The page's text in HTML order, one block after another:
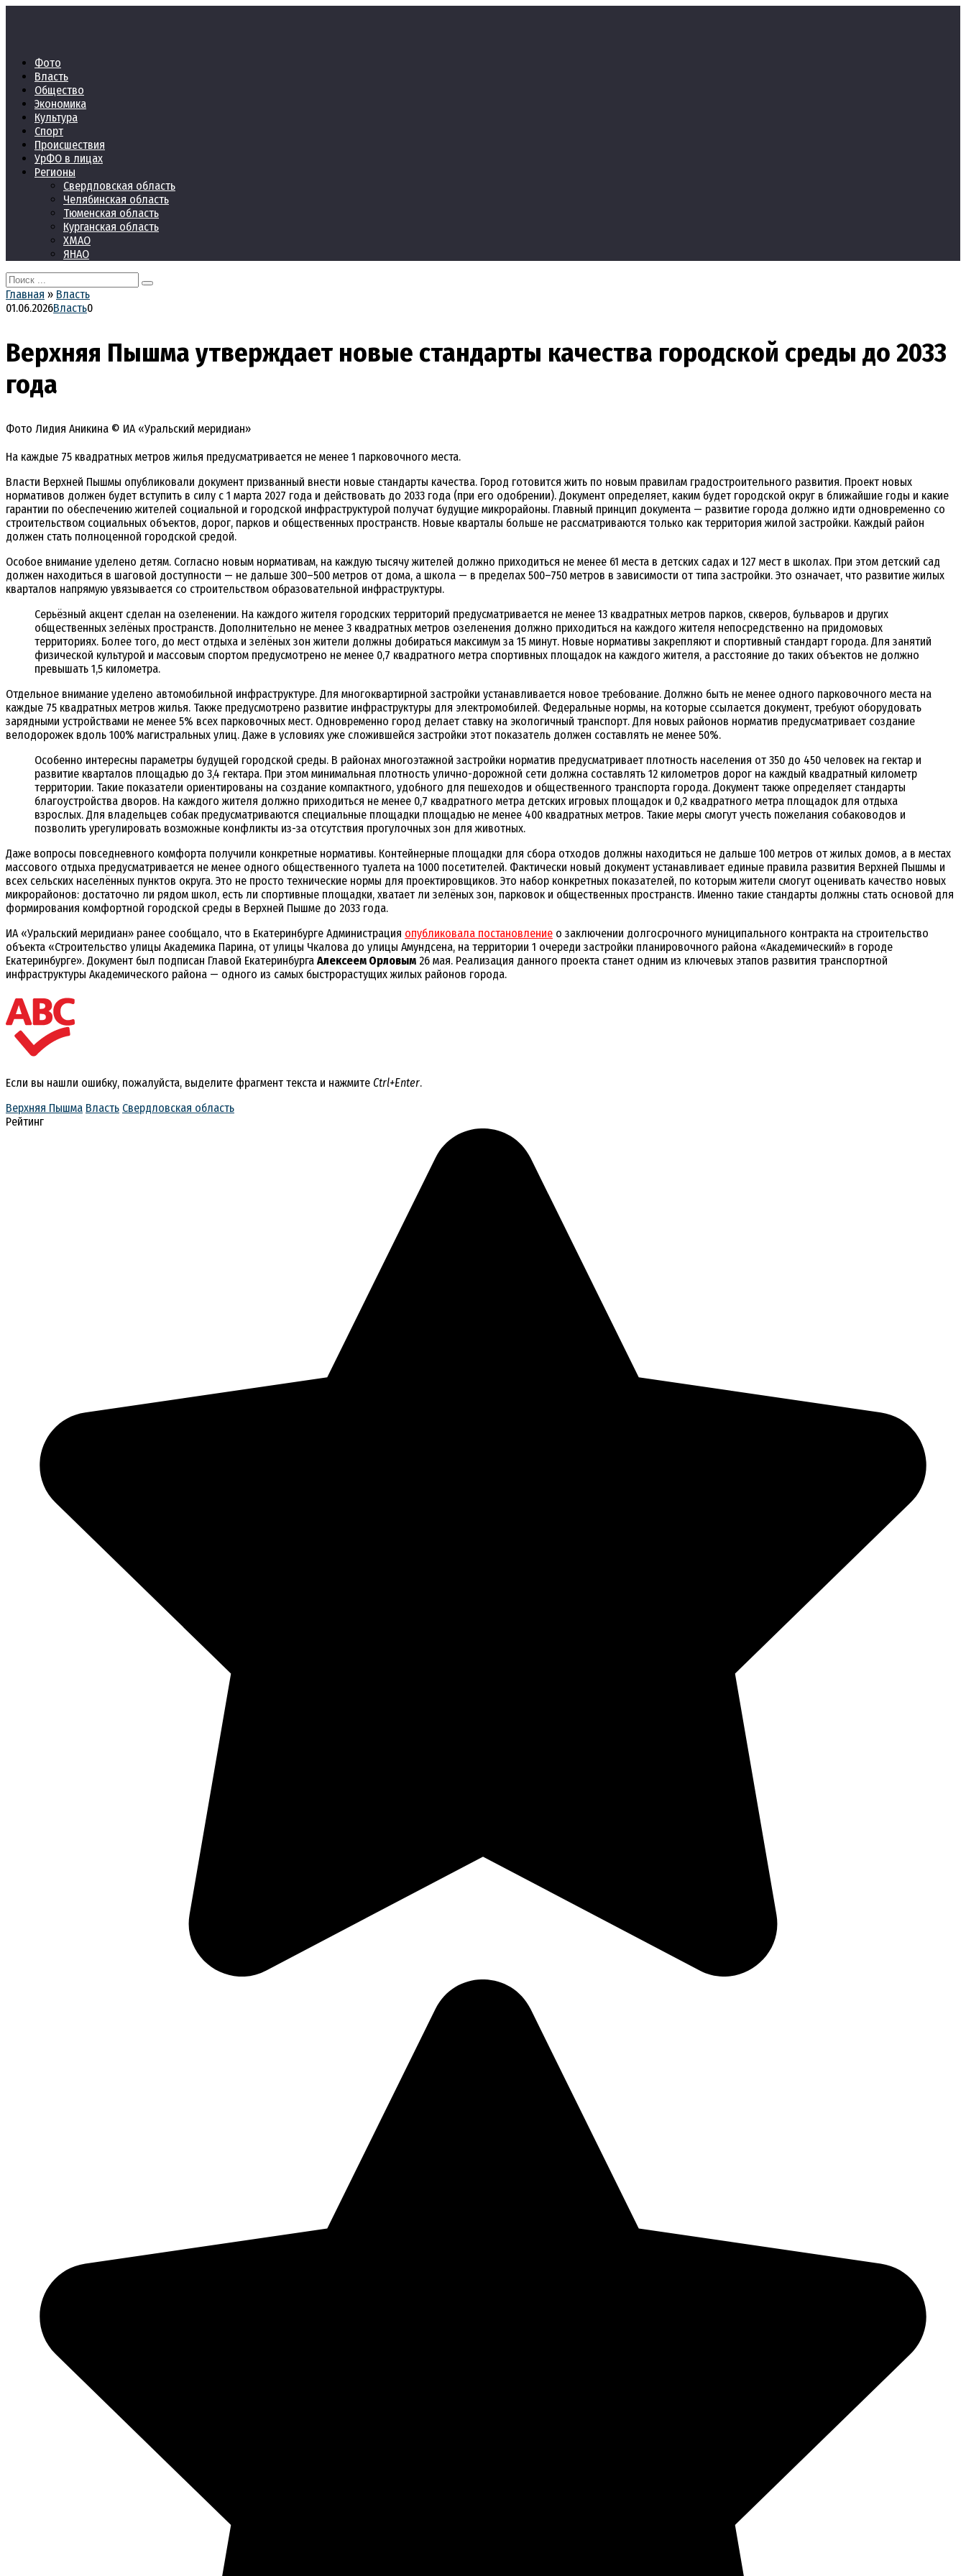
Фото
Власть
Общество
Экономика
Культура
Спорт
Происшествия
УрФО в лицах
Регионы
Свердловская область
Челябинская область
Тюменская область
Курганская область
ХМАО
ЯНАО
Search
for:
Главная » Власть
01.06.2026Власть0
Верхняя Пышма утверждает новые стандарты качества городской среды до 2033
года
Фото Лидия Аникина © ИА «Уральский меридиан»
На каждые 75 квадратных метров жилья предусматривается не менее 1 парковочного места.
Власти Верхней Пышмы опубликовали документ призванный внести новые стандарты качества. Город готовится жить по новым правилам градостроительного развития. Проект новых
нормативов должен будет вступить в силу с 1 марта 2027 года и действовать до 2033 года (при его одобрении). Документ определяет, каким будет городской округ в ближайшие годы и какие
гарантии по обеспечению жителей социальной и городской инфраструктурой получат будущие микрорайоны. Главный принцип документа — развитие города должно идти одновременно со
строительством социальных объектов, дорог, парков и общественных пространств. Новые кварталы больше не рассматриваются только как территория жилой застройки. Каждый район
должен стать полноценной городской средой.
Особое внимание уделено детям. Согласно новым нормативам, на каждую тысячу жителей должно приходиться не менее 61 места в детских садах и 127 мест в школах. При этом детский сад
должен находиться в шаговой доступности — не дальше 300–500 метров от дома, а школа — в пределах 500–750 метров в зависимости от типа застройки. Это означает, что развитие жилых
кварталов напрямую увязывается со строительством образовательной инфраструктуры.
Серьёзный акцент сделан на озеленении. На каждого жителя городских территорий предусматривается не менее 13 квадратных метров парков, скверов, бульваров и других
общественных зелёных пространств. Дополнительно не менее 3 квадратных метров озеленения должно приходиться на каждого жителя непосредственно на придомовых
территориях. Более того, до мест отдыха и зелёных зон жители должны добираться максимум за 15 минут. Новые нормативы закрепляют и спортивный стандарт города. Для занятий
физической культурой и массовым спортом предусмотрено не менее 0,7 квадратного метра спортивных площадок на каждого жителя, а расстояние до таких объектов не должно
превышать 1,5 километра.
Отдельное внимание уделено автомобильной инфраструктуре. Для многоквартирной застройки устанавливается новое требование. Должно быть не менее одного парковочного места на
каждые 75 квадратных метров жилья. Также предусмотрено развитие инфраструктуры для электромобилей. Федеральные нормы, на которые ссылается документ, требуют оборудовать
зарядными устройствами не менее 5% всех парковочных мест. Одновременно город делает ставку на экологичный транспорт. Для новых районов норматив предусматривает создание
велодорожек вдоль 100% магистральных улиц. Даже в условиях уже сложившейся застройки этот показатель должен составлять не менее 50%.
Особенно интересны параметры будущей городской среды. В районах многоэтажной застройки норматив предусматривает плотность населения от 350 до 450 человек на гектар и
развитие кварталов площадью до 3,4 гектара. При этом минимальная плотность улично-дорожной сети должна составлять 12 километров дорог на каждый квадратный километр
территории. Такие показатели ориентированы на создание компактного, удобного для пешеходов и общественного транспорта города. Документ также определяет стандарты
благоустройства дворов. На каждого жителя должно приходиться не менее 0,7 квадратного метра детских игровых площадок и 0,2 квадратного метра площадок для отдыха
взрослых. Для владельцев собак предусматриваются специальные площадки площадью не менее 400 квадратных метров. Такие меры смогут учесть пожелания собаководов и
позволить урегулировать возможные конфликты из-за отсутствия прогулочных зон для животных.
Даже вопросы повседневного комфорта получили конкретные нормативы. Контейнерные площадки для сбора отходов должны находиться не дальше 100 метров от жилых домов, а в местах
массового отдыха предусматривается не менее одного общественного туалета на 1000 посетителей. Фактически новый документ устанавливает единые правила развития Верхней Пышмы и
всех сельских населённых пунктов округа. Это не просто технические нормы для проектировщиков. Это набор конкретных показателей, по которым жители смогут оценивать качество новых
микрорайонов: достаточно ли рядом школ, есть ли спортивные площадки, хватает ли зелёных зон, парковок и общественных пространств. Именно такие стандарты должны стать основой для
формирования комфортной городской среды в Верхней Пышме до 2033 года.
ИА «Уральский меридиан» ранее сообщало, что в Екатеринбурге Администрация опубликовала постановление о заключении долгосрочного муниципального контракта на строительство
объекта «Строительство улицы Академика Парина, от улицы Чкалова до улицы Амундсена, на территории 1 очереди застройки планировочного района «Академический» в городе
Екатеринбурге». Документ был подписан Главой Екатеринбурга Алексеем Орловым 26 мая. Реализация данного проекта станет одним из ключевых этапов развития транспортной
инфраструктуры Академического района — одного из самых быстрорастущих жилых районов города.
Если вы нашли ошибку, пожалуйста, выделите фрагмент текста и нажмите Ctrl+Enter.
Верхняя Пышма Власть Свердловская область
Рейтинг